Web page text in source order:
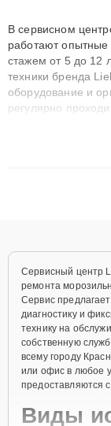
В сервисном
работают
стажем от 5 до 12
техники бренда
оборудование и
регулярно
технику с
Сервисный центр
ремонта
Сервис
диагностику и
технику на
собственную
всему городу
или офис в любое
предоставляются
Виды